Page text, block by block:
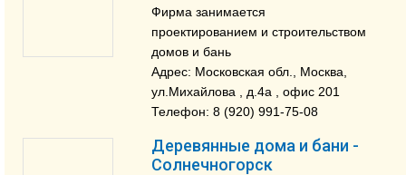
Фирма занимается
проектированием и строительством
домов и бань
Адрес: Московская обл., Москва,
ул.Михайлова , д.4a , офис 201
Телефон: 8 (920) 991-75-08
Деревянные дома и бани -
Солнечногорск